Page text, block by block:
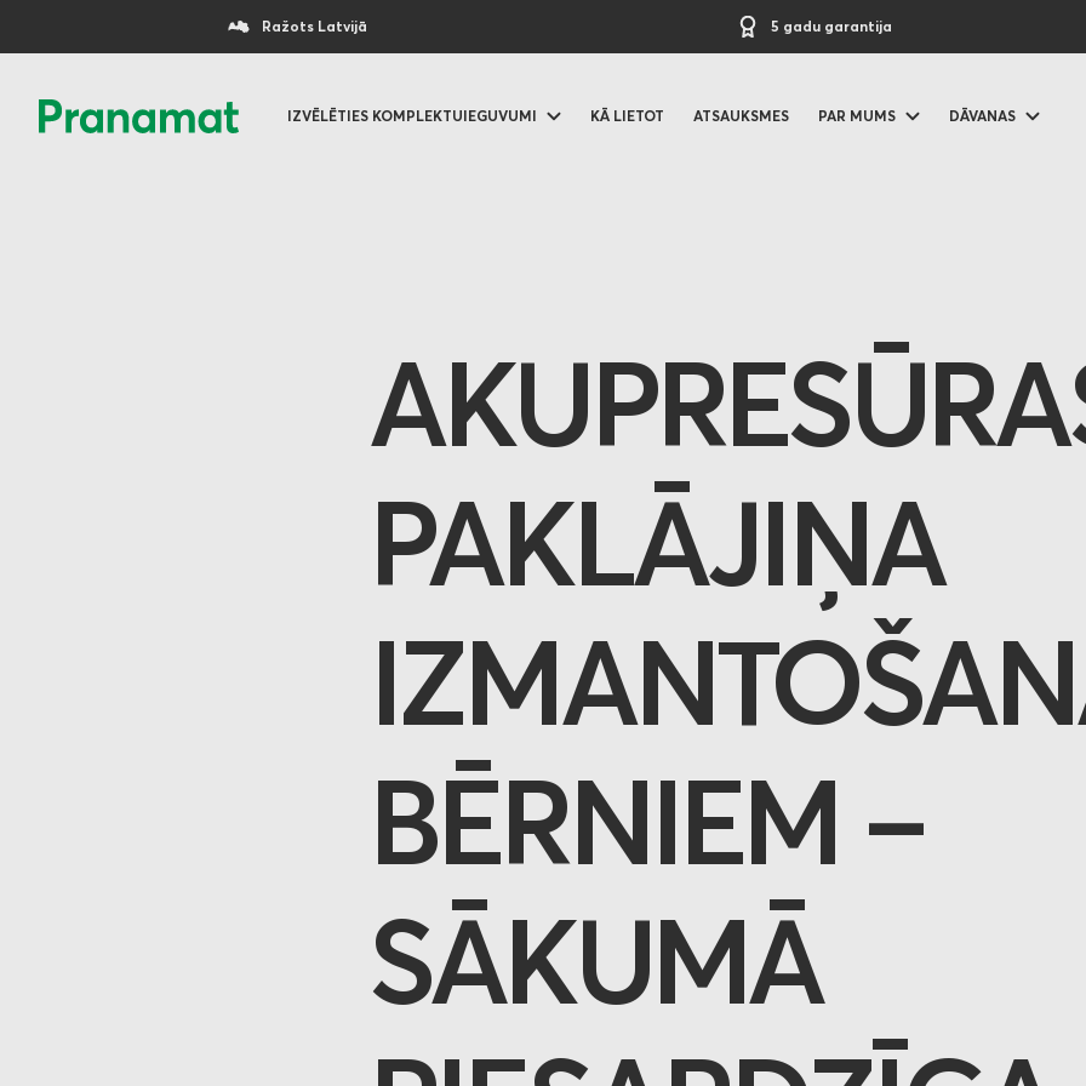
Ražots Latvijā 5 gadu garantija
IZVĒLĒTIES KOMPLEKTUIEGUVUMI KĀ LIETOT ATSAUKSMES PAR MUMS DĀVANAS
PAKLĀJIŅA
BĒRNIEM –
SĀKUMĀ